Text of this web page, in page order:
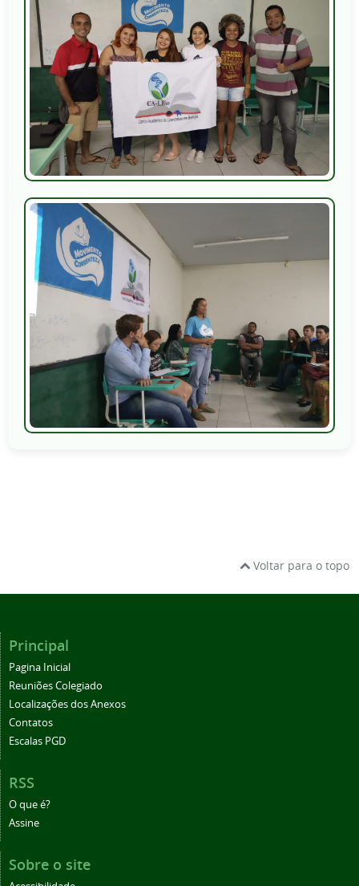
Voltar para o topo
Principal
Pagina Inicial
Reuniões Colegiado
Localizações dos Anexos
Contatos
Escalas PGD
RSS
O que é?
Assine
Sobre o site